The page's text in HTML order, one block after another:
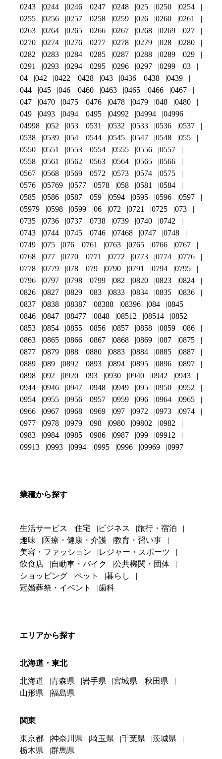
0243 0244 0246 0247 0248 025 0250
0254
0255
0256 0257 0258 0259 026 0260
0261
0263
0264 0265 0266 0267 0268 0269
027
0270
0274 0276 0277 0278 0279 028
0280
0282
0283 0284 0285 0287 0288 0289
029
0291
0293 0294 0295 0296 0297 0299
03
04
042 0422 0428 043 0436 0438
0439
044
045 046 0460 0463 0465 0466
0467
047
0470 0475 0476 0478 0479 048
0480
049
0493 0494 0495 04992 04994
04996
04998
052 053 0531 0532 0533 0536
0537
0538
0539 054 0544 0545 0547 0548
055
0550
0551 0553 0554 0555 0556
0557
0558
0561 0562 0563 0564 0565
0566
0567
0568 0569 0572 0573 0574
0575
0576
05769 0577 0578 058 0581
0584
0585
0586 0587 059 0594 0595 0596
0597
05979
0598 0599 06 072 0721 0725
073
0735
0736 0737 0738 0739 0740
0742
0743
0744 0745 0746 07468 0747
0748
0749
075 076 0761 0763 0765 0766
0767
0768
077 0770 0771 0772 0773 0774
0776
0778
0779 078 079 0790 0791 0794
0795
0796
0797 0798 0799 082 0820 0823
0824
0826
0827 0829 083 0833 0834 0835
0836
0837
0838 08387 08388 08396 084
0845
0846
0847 08477 0848 08512 08514
0852
0853
0854 0855 0856 0857 0858 0859
086
0863
0865 0866 0867 0868 0869 087
0875
0877
0879 088 0880 0883 0884 0885
0887
0889
089 0892 0893 0894 0895 0896
0897
0898
092 0920 093 0930 0940 0942
0943
0944
0946 0947 0948 0949 095 0950
0952
0954
0955 0956 0957 0959 096 0964
0965
0966
0967 0968 0969 097 0972 0973
0974
0977
0978 0979 098 0980 09802
0982
0983
0984 0985 0986 0987 099
09912
09913
0993 0994 0995 0996 09969 0997
業種から探す
生活サービス 住宅 ビジネス
旅行・宿泊
趣味
医療・健康・介護
教育・習い事
美容・ファッション
レジャー・スポーツ
飲食店
自動車・バイク
公共機関・団体
ショッピング
ペット
暮らし
冠婚葬祭・イベント
歯科
エリアから探す
北海道・東北
北海道 青森県 岩手県 宮城県
秋田県
山形県
福島県
関東
東京都 神奈川県 埼玉県 千葉県
茨城県
栃木県
群馬県